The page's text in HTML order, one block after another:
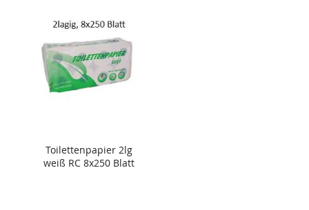
Toilettenpapier 2lg
weiß RC 8x250 Blatt